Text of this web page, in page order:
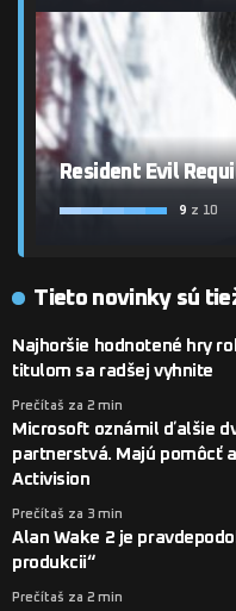
Resident Evil
9 z 10
Tieto novinky sú
Najhoršie hodnotené hry
titulom sa radšej vyhnite
Prečítaš za 2 min
Microsoft oznámil ďalšie
partnerstvá. Majú pomôcť
Activision
Prečítaš za 3 min
Alan Wake 2 je
produkcii“
Prečítaš za 2 min